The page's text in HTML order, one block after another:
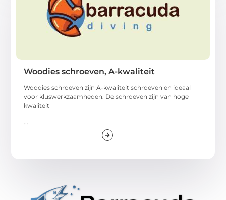
Woodies schroeven, A-kwaliteit
Woodies schroeven zijn A-kwaliteit schroeven en ideaal
voor kluswerkzaamheden. De schroeven zijn van hoge
kwaliteit